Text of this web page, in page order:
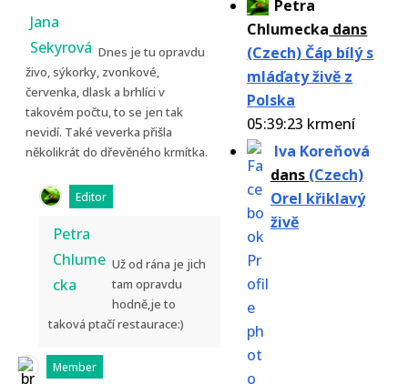
Petra
Chlumecka dans
(Czech) Čáp bílý s
mláďaty živě z
Polska
05:39:23 krmení
Iva Koreňová
dans (Czech)
Orel křiklavý
živě
Jana
Sekyrová Dnes je tu opravdu
živo, sýkorky, zvonkové,
červenka, dlask a brhlíci v
takovém počtu, to se jen tak
nevidí. Také veverka přišla
několikrát do dřevěného krmítka.
Editor
Petra
Chlume
cka
Už od rána je jich
tam opravdu
hodně,je to
taková ptačí restaurace:)
Member